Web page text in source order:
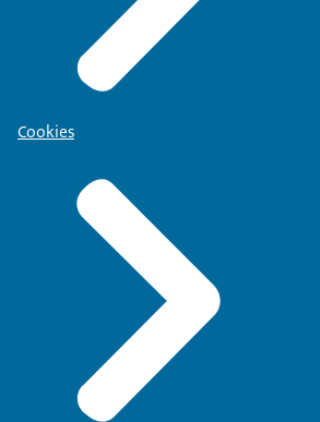
Cookies